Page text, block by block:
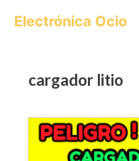
Electrónica Ocio
cargador litio